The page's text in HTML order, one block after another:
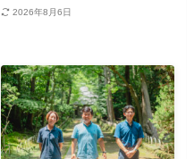
2026年8月6日